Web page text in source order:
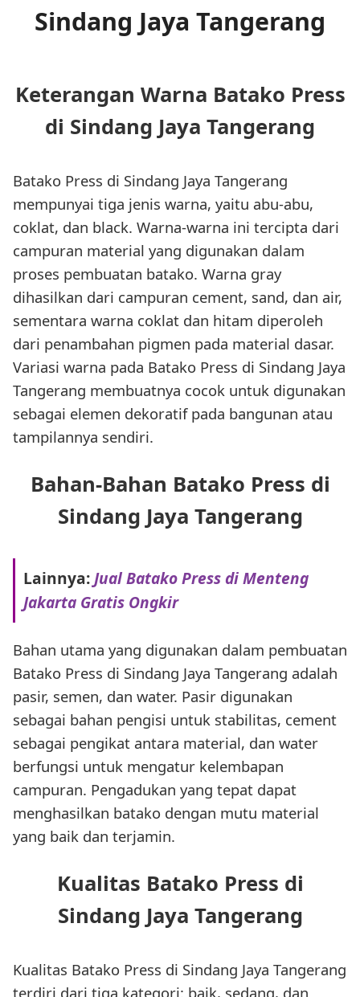
Sindang Jaya Tangerang
Keterangan Warna Batako Press
di Sindang Jaya Tangerang
Batako Press di Sindang Jaya Tangerang
mempunyai tiga jenis warna, yaitu abu-abu,
coklat, dan black. Warna-warna ini tercipta dari
campuran material yang digunakan dalam
proses pembuatan batako. Warna gray
dihasilkan dari campuran cement, sand, dan air,
sementara warna coklat dan hitam diperoleh
dari penambahan pigmen pada material dasar.
Variasi warna pada Batako Press di Sindang Jaya
Tangerang membuatnya cocok untuk digunakan
sebagai elemen dekoratif pada bangunan atau
tampilannya sendiri.
Bahan-Bahan Batako Press di
Sindang Jaya Tangerang
Lainnya:Jual Batako Press di Menteng
Jakarta Gratis Ongkir
Bahan utama yang digunakan dalam pembuatan
Batako Press di Sindang Jaya Tangerang adalah
pasir, semen, dan water. Pasir digunakan
sebagai bahan pengisi untuk stabilitas, cement
sebagai pengikat antara material, dan water
berfungsi untuk mengatur kelembapan
campuran. Pengadukan yang tepat dapat
menghasilkan batako dengan mutu material
yang baik dan terjamin.
Kualitas Batako Press di
Sindang Jaya Tangerang
Kualitas Batako Press di Sindang Jaya Tangerang
terdiri dari tiga kategori: baik, sedang, dan